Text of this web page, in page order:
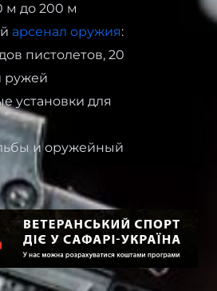
м до 200 м
арсенал оружия:
пистолетов, 20
ружей
установки для
и оружейный